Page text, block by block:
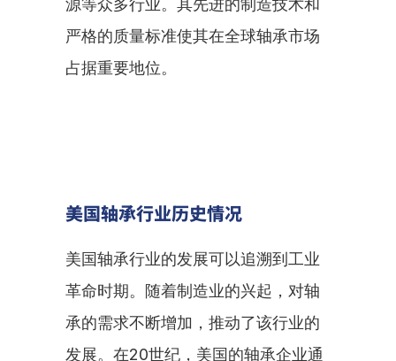
源等众多行业。其先进的制造技术和
严格的质量标准使其在全球轴承市场
占据重要地位。
美国轴承行业历史情况
美国轴承行业的发展可以追溯到工业
革命时期。随着制造业的兴起，对轴
承的需求不断增加，推动了该行业的
发展。在20世纪，美国的轴承企业通